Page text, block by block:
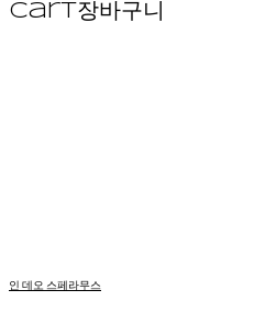
Cart장바구니
인 데오 스페라무스